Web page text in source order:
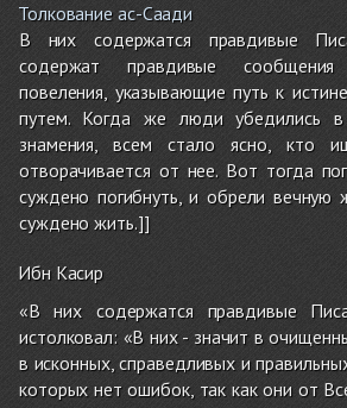
Толкование ас-Саади
В них содержатся правдивые
содержат правдивые
повеления, указывающие путь к
путем. Когда же люди убедились в
знамения, всем стало ясно, кто
отворачивается от нее. Вот тогда
суждено погибнуть, и обрели вечную
суждено жить.]]
Ибн Касир
«В них содержатся правдивые
истолковал: «В них - значит в
в исконных, справедливых и
которых нет ошибок, так как они от